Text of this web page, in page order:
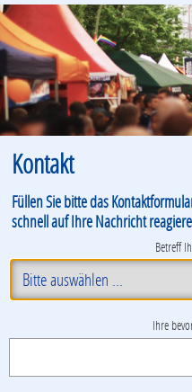
Kontakt
Füllen Sie bitte das
schnell auf Ihre Nachricht
Betreff
Ihre